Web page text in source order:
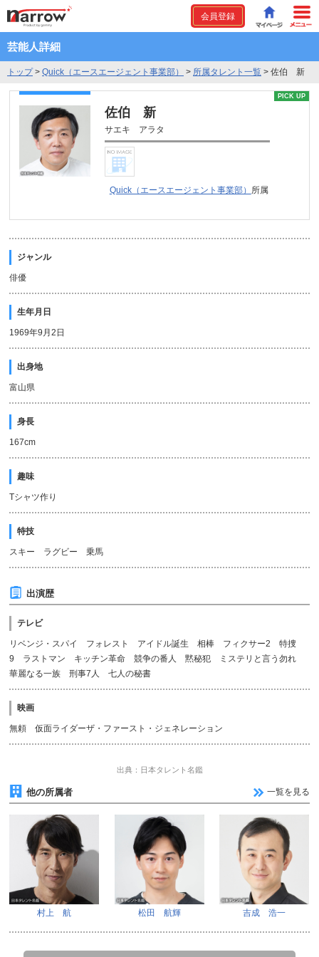
会員登録
芸能人詳細
トップ> Quick（エースエージェント事業部） > 所属タレント一覧 > 佐伯 新
PICK UP
佐伯 新
サエキ アラタ
Quick（エースエージェント事業部） 所属
ジャンル
俳優
生年月日
1969年9月2日
出身地
富山県
身長
167cm
趣味
Tシャツ作り
特技
スキー ラグビー 乗馬
出演歴
テレビ
リベンジ・スパイ フォレスト アイドル誕生 相棒 フィクサー2 特捜
9 ラストマン キッチン革命 競争の番人 黙秘犯 ミステリと言う勿れ
華麗なる一族 刑事7人 七人の秘書
映画
無頼 仮面ライダーザ・ファースト・ジェネレーション
出典：日本タレント名鑑
他の所属者 一覧を見る
村上 航 松田 航輝 吉成 浩一